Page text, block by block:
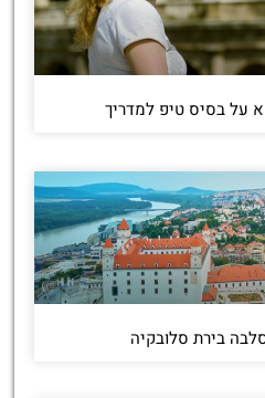
על בסיס טיפ למדריך
בירת סלובקיה